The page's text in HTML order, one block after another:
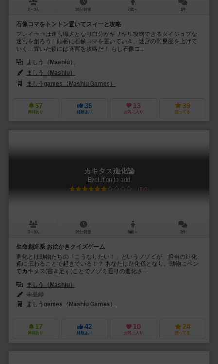
2～3人 30分前後 7歳～ 1件
石像コマをトントン置いてスィーと攻略
プレイヤーは迷宮職人となり自分がギリギリ攻略できるダイジョブな
迷宮を創ろう！順番に石像コマを置いていき、迷宮の難易度を上げて
いく…置いた後には迷宮を攻略だ！ もし石像コ...
ましう（Mashiu）
ましう（Mashiu）
ましうgames（Mashiu Games）
57
興味あり
35
経験あり
13
お気に入り
39
持ってる
カキタス進化論
Evolution to add
6.0
3～5人 20分前後 8歳～ 2件
生命創造系 お絵かきクイズゲーム
進化とは動物たちの「こうなりたい！」というノゾミが、担当の進化
係に伝わることで起きている！？ あなたは進化係となり、動物にペン
でカキタス(書き足す)ことでノゾミ通りの進化さ...
ましう（Mashiu）
未登録
ましうgames（Mashiu Games）
17
興味あり
42
経験あり
10
お気に入り
24
持ってる